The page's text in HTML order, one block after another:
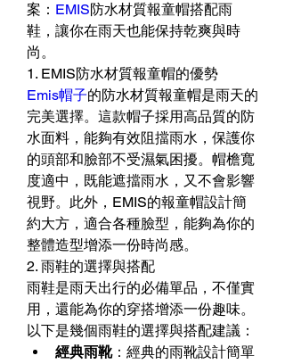
案： EMIS防水材質報童帽搭配雨
鞋，讓你在雨天也能保持乾爽與時
尚。
1. EMIS防水材質報童帽的優勢
Emis帽子的防水材質報童帽是雨天的
完美選擇。這款帽子採用高品質的防
水面料，能夠有效阻擋雨水，保護你
的頭部和臉部不受濕氣困擾。帽檐寬
度適中，既能遮擋雨水，又不會影響
視野。此外，EMIS的報童帽設計簡
約大方，適合各種臉型，能夠為你的
整體造型增添一份時尚感。
2. 雨鞋的選擇與搭配
雨鞋是雨天出行的必備單品，不僅實
用，還能為你的穿搭增添一份趣味。
以下是幾個雨鞋的選擇與搭配建議：
經典雨靴：經典的雨靴設計簡單